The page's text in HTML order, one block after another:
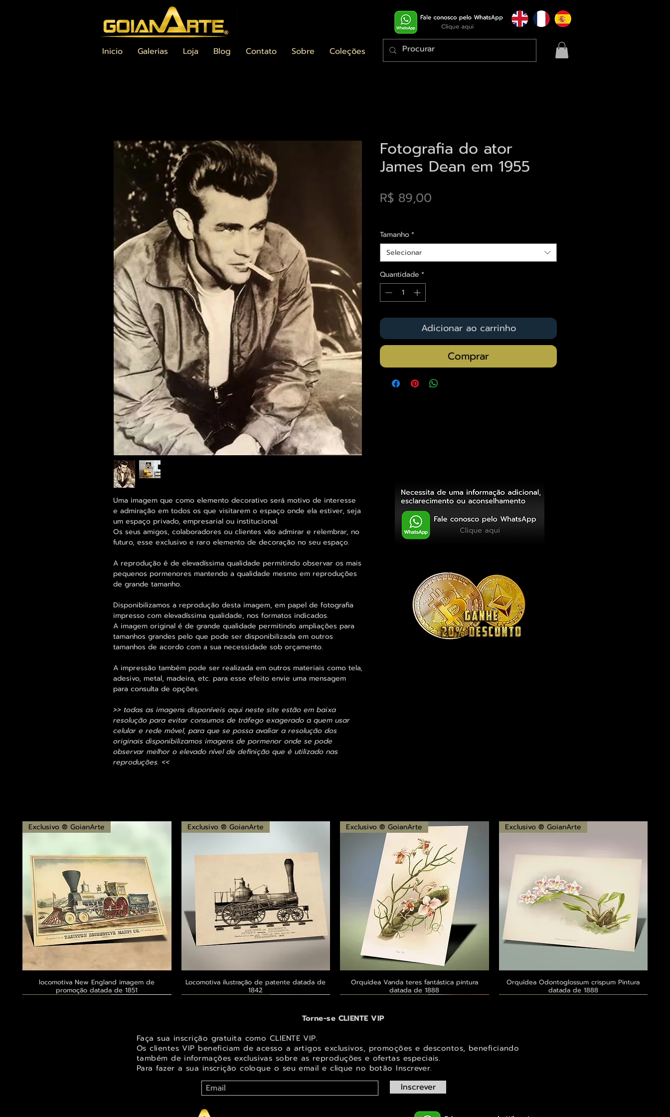
Inicio Galerias Loja Blog Contato Sobre Coleções
Uma imagem que como elemento decorativo será motivo de interesse
e admiração em todos os que visitarem o espaço onde ela estiver, seja
um espaço privado, empresarial ou institucional.
Os seus amigos, colaboradores ou clientes vão admirar e relembrar, no
futuro, esse exclusivo e raro elemento de decoração no seu espaço.
A reprodução é de elevadíssima qualidade permitindo observar os mais
pequenos pormenores mantendo a qualidade mesmo em reproduções
de grande tamanho.
Disponibilizamos a reprodução desta imagem, em papel de fotografia
impresso com elevadíssima qualidade, nos formatos indicados.
A imagem original é de grande qualidade permitindo ampliações para
tamanhos grandes pelo que pode ser disponibilizada em outros
tamanhos de acordo com a sua necessidade sob orçamento.
A impressão também pode ser realizada em outros materiais como tela,
adesivo, metal, madeira, etc. para esse efeito envie uma mensagem
para consulta de opções.
>> todas as imagens disponíveis aqui neste site estão em baixa
resolução para evitar consumos de tráfego exagerado a quem usar
celular e rede móvel, para que se possa avaliar a resolução dos
originais disponibilizamos imagens de pormenor onde se pode
observar melhor o elevado nível de definição que é utilizado nas
reproduções. <<
Fotografia do ator
James Dean em 1955
R$ 89,00
Tamanho*
Selecionar
Quantidade *
Adicionar ao carrinho
Comprar
Visualização rápida
Exclusivo ® GoianArte
locomotiva New England imagem de
promoção datada de 1851
Visualização rápida
Exclusivo ® GoianArte
Locomotiva ilustração de patente datada de
1842
Visualização rápida
Exclusivo ® GoianArte
Orquídea Vanda teres fantástica pintura
datada de 1888
Visualização rápida
Exclusivo ® GoianArte
Orquídea Odontoglossum crispum Pintura
datada de 1888
Torne-se CLIENTE VIP
Faça sua inscrição gratuita como CLIENTE VIP.
Os clientes VIP beneficiam de acesso a artigos exclusivos, promoções e descontos, beneficiando
também de informações exclusivas sobre as reproduções e ofertas especiais.
Para fazer a sua inscrição coloque o seu email e clique no botão Inscrever.
Inscrever